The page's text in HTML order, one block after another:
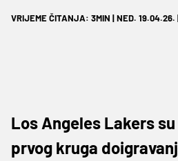
VRIJEME ČITANJA: 3MIN | NED. 19.04.26.
Los Angeles Lakers
prvog kruga